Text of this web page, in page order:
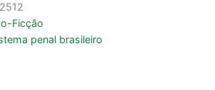
Ficção
penal brasileiro